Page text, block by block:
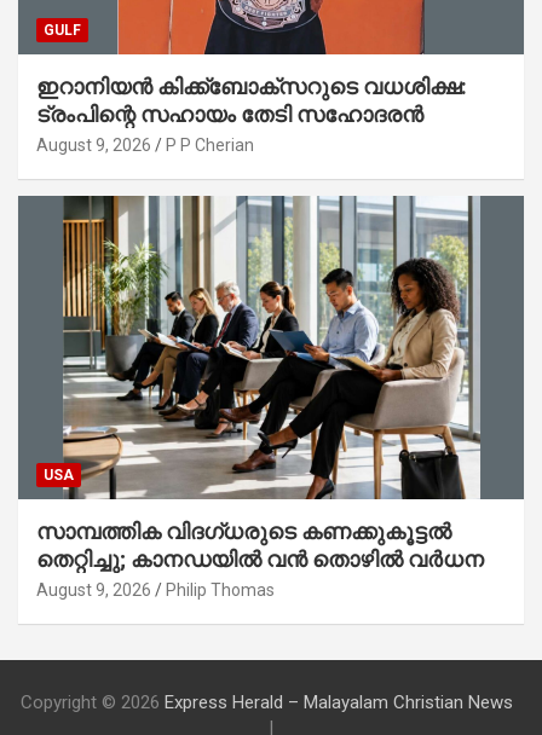
GULF
ഇറാനിയൻ കിക്ക്ബോക്സറുടെ വധശിക്ഷ:
ട്രംപിന്റെ സഹായം തേടി സഹോദരൻ
August 9, 2026 P P Cherian
USA
സാമ്പത്തിക വിദഗ്ധരുടെ കണക്കുകൂട്ടൽ
തെറ്റിച്ചു; കാനഡയിൽ വൻ തൊഴിൽ വർധന
August 9, 2026 Philip Thomas
Copyright © 2026 Express Herald – Malayalam Christian News